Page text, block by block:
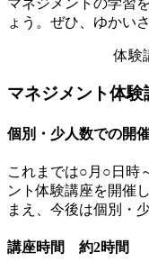
ょう。ぜひ、ゆかい
体験
マネジメント体験
個別・少人数での開
これまでは○月○日時
ント体験講座を開催
まえ、今後は個別・
講座時間 約2時間